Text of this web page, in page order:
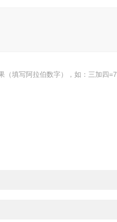
（填写阿拉伯数字），如：三加四=7